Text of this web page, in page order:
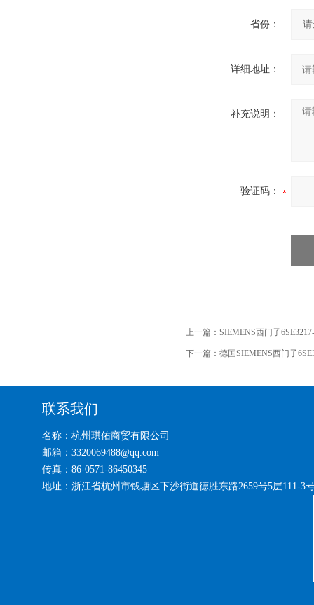
省份：
详细地址：
补充说明：
验证码：
上一篇： SIEMENS西门子
下一篇： 德国SIEMENS西门子
联系我们
名称：杭州琪佑商贸有限公司
邮箱：3320069488@qq.com
传真：86-0571-86450345
地址：浙江省杭州市钱塘区下沙街道德胜东路2659号5层111-3